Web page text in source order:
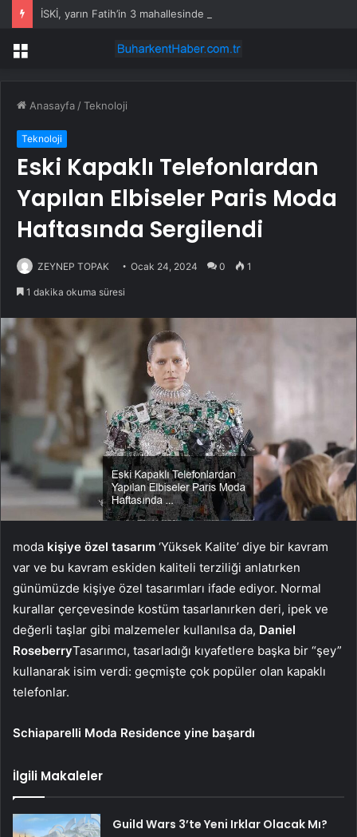
İSKİ, yarın Fatih’in 3 mahallesinde su kesintisi uygulayacak
Menü
Anasayfa /Teknoloji
Teknoloji
Eski Kapaklı Telefonlardan
Yapılan Elbiseler Paris Moda
Haftasında Sergilendi
ZEYNEP TOPAK Ocak 24, 2024 0 1
1 dakika okuma süresi
moda kişiye özel tasarım ‘Yüksek Kalite’ diye bir kavram
var ve bu kavram eskiden kaliteli terziliği anlatırken
günümüzde kişiye özel tasarımları ifade ediyor. Normal
kurallar çerçevesinde kostüm tasarlanırken deri, ipek ve
değerli taşlar gibi malzemeler kullanılsa da, Daniel
RoseberryTasarımcı, tasarladığı kıyafetlere başka bir “şey”
kullanarak isim verdi: geçmişte çok popüler olan kapaklı
telefonlar.
Schiaparelli Moda Residence yine başardı
İlgili Makaleler
Guild Wars 3’te Yeni Irklar Olacak Mı?